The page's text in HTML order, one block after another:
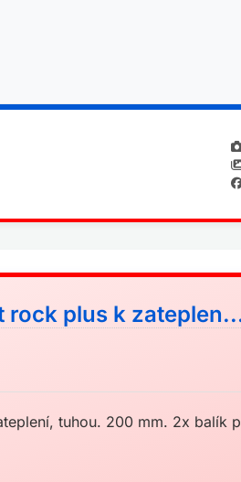
rock plus k
tuhou. 200 mm. 2x balík